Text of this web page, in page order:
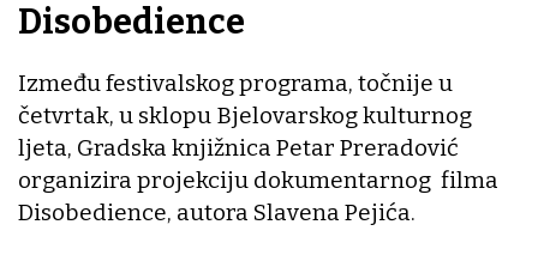
Disobedience
Između festivalskog programa, točnije u
četvrtak, u sklopu Bjelovarskog kulturnog
ljeta, Gradska knjižnica Petar Preradović
organizira projekciju dokumentarnog filma
Disobedience, autora Slavena Pejića.